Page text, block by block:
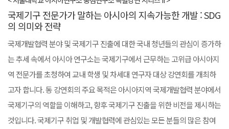
국제기구 전문가가 말하는 아시아의 지속가능한 개발 : SDG
의 의미와 전략
국제개발협력 분야 및 국제기구 진출에 대한 국내 청년들의 관심이 증가하
는 추세 속에서 아시아 연구소는 국제기구에서 근무하는 고위급 아시아지
역 전문가를 초청하여 교내 학생 및 차세대 연구자 대상 강연회를 개최하
고자 합니다. 동 강연회의 주요 목적은 아시아지역 국제개발협력 분야에서
국제기구의 역할을 이해하고, 향후 국제기구 진출을 위한 비전을 제시하는
것입니다. 국제기구 취업 및 개발협력에 관심있는 모든 분들의 많은 참여